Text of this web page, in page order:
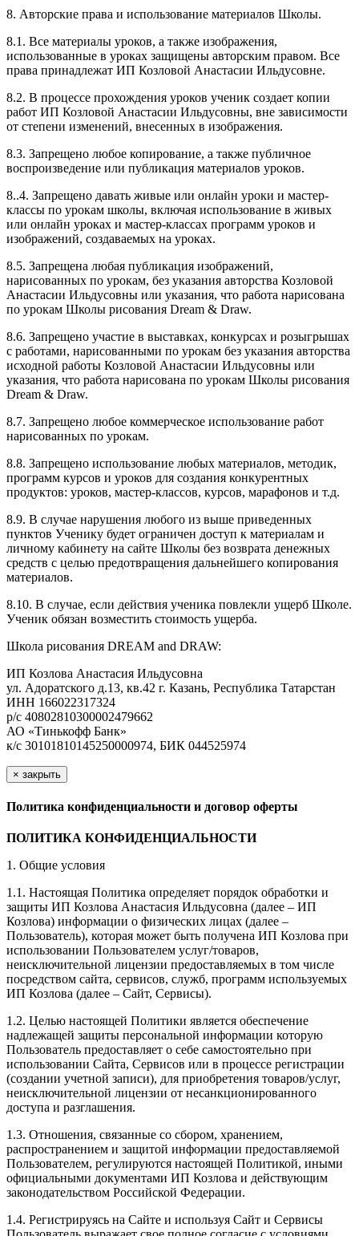
8. Авторские права и использование материалов Школы.
8.1. Все материалы уроков, а также изображения,
использованные в уроках защищены авторским правом. Все
права принадлежат ИП Козловой Анастасии Ильдусовне.
8.2. В процессе прохождения уроков ученик создает копии
работ ИП Козловой Анастасии Ильдусовны, вне зависимости
от степени изменений, внесенных в изображения.
8.3. Запрещено любое копирование, а также публичное
воспроизведение или публикация материалов уроков.
8..4. Запрещено давать живые или онлайн уроки и мастер-
классы по урокам школы, включая использование в живых
или онлайн уроках и мастер-классах программ уроков и
изображений, создаваемых на уроках.
8.5. Запрещена любая публикация изображений,
нарисованных по урокам, без указания авторства Козловой
Анастасии Ильдусовны или указания, что работа нарисована
по урокам Школы рисования Dream & Draw.
8.6. Запрещено участие в выставках, конкурсах и розыгрышах
с работами, нарисованными по урокам без указания авторства
исходной работы Козловой Анастасии Ильдусовны или
указания, что работа нарисована по урокам Школы рисования
Dream & Draw.
8.7. Запрещено любое коммерческое использование работ
нарисованных по урокам.
8.8. Запрещено использование любых материалов, методик,
программ курсов и уроков для создания конкурентных
продуктов: уроков, мастер-классов, курсов, марафонов и т.д.
8.9. В случае нарушения любого из выше приведенных
пунктов Ученику будет ограничен доступ к материалам и
личному кабинету на сайте Школы без возврата денежных
средств с целью предотвращения дальнейшего копирования
материалов.
8.10. В случае, если действия ученика повлекли ущерб Школе.
Ученик обязан возместить стоимость ущерба.
Школа рисования DREAM and DRAW:
ИП Козлова Анастасия Ильдусовна
ул. Адоратского д.13, кв.42 г. Казань, Республика Татарстан
ИНН 166022317324
р/с 40802810300002479662
АО «Тинькофф Банк»
к/с 30101810145250000974, БИК 044525974
× закрыть
Политика конфиденциальности и договор оферты
ПОЛИТИКА КОНФИДЕНЦИАЛЬНОСТИ
1. Общие условия
1.1. Настоящая Политика определяет порядок обработки и
защиты ИП Козлова Анастасия Ильдусовна (далее – ИП
Козлова) информации о физических лицах (далее –
Пользователь), которая может быть получена ИП Козлова при
использовании Пользователем услуг/товаров,
неисключительной лицензии предоставляемых в том числе
посредством сайта, сервисов, служб, программ используемых
ИП Козлова (далее – Сайт, Сервисы).
1.2. Целью настоящей Политики является обеспечение
надлежащей защиты персональной информации которую
Пользователь предоставляет о себе самостоятельно при
использовании Сайта, Сервисов или в процессе регистрации
(создании учетной записи), для приобретения товаров/услуг,
неисключительной лицензии от несанкционированного
доступа и разглашения.
1.3. Отношения, связанные со сбором, хранением,
распространением и защитой информации предоставляемой
Пользователем, регулируются настоящей Политикой, иными
официальными документами ИП Козловa и действующим
законодательством Российской Федерации.
1.4. Регистрируясь на Сайте и используя Сайт и Сервисы